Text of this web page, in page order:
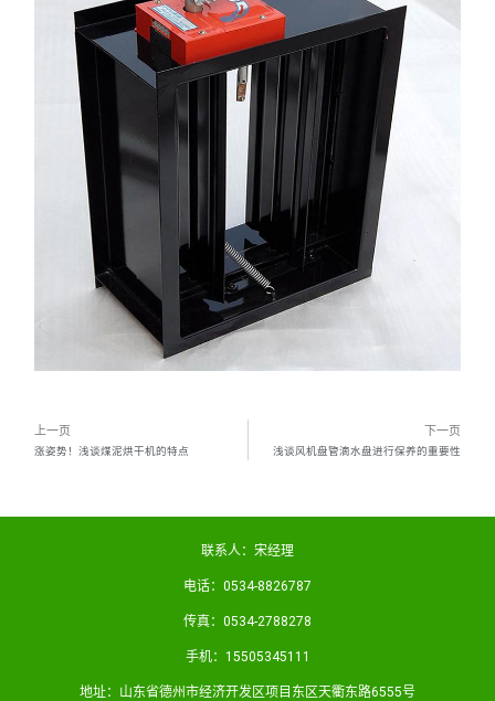
上一页
涨姿势！浅谈煤泥烘干机的特点
下一页
浅谈风机盘管滴水盘进行保养的重要性
联系人：宋经理
电话：0534-8826787
传真：0534-2788278
手机：15505345111
地址：山东省德州市经济开发区项目东区天衢东路6555号